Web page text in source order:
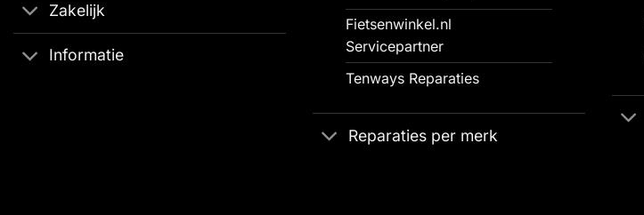
Zakelijk
Informatie
Fietsenwinkel.nl
Servicepartner
Tenways Reparaties
Reparaties per merk